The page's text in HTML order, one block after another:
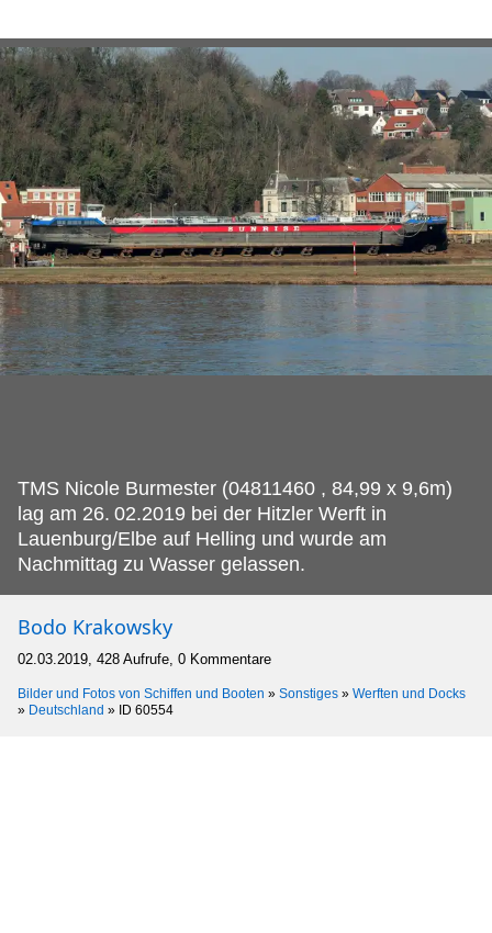
TMS Nicole Burmester (04811460 , 84,99 x 9,6m)
lag am 26. 02.2019 bei der Hitzler Werft in
Lauenburg/Elbe auf Helling und wurde am
Nachmittag zu Wasser gelassen.
Bodo Krakowsky
02.03.2019, 428 Aufrufe, 0 Kommentare
Bilder und Fotos von Schiffen und Booten » Sonstiges » Werften und Docks
» Deutschland » ID 60554